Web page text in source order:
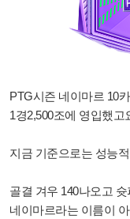
PTG시즌 네이마르 10카
1경2,500조에 영입했고
지금 기준으로는 성능
골결 겨우 140나오고 슛
네이마르라는 이름이